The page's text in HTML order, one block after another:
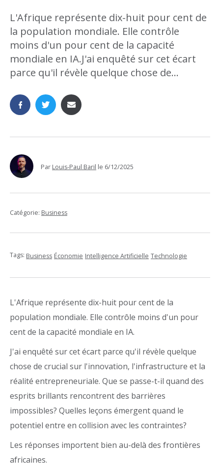
L'Afrique représente dix-huit pour cent de
la population mondiale. Elle contrôle
moins d'un pour cent de la capacité
mondiale en IA.J'ai enquêté sur cet écart
parce qu'il révèle quelque chose de...
Par Louis-Paul Baril le 6/12/2025
Catégorie: Business
Tags: Business Économie Intelligence Artificielle Technologie
L'Afrique représente dix-huit pour cent de la
population mondiale. Elle contrôle moins d'un pour
cent de la capacité mondiale en IA.
J'ai enquêté sur cet écart parce qu'il révèle quelque
chose de crucial sur l'innovation, l'infrastructure et la
réalité entrepreneuriale. Que se passe-t-il quand des
esprits brillants rencontrent des barrières
impossibles? Quelles leçons émergent quand le
potentiel entre en collision avec les contraintes?
Les réponses importent bien au-delà des frontières
africaines.